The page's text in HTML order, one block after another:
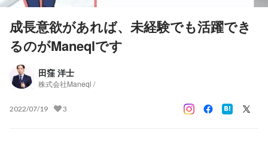
成長意欲があれば、未経験でも活躍でき
るのがManeqlです
田窪 洋士
株式会社Maneql /
2022/07/19 3